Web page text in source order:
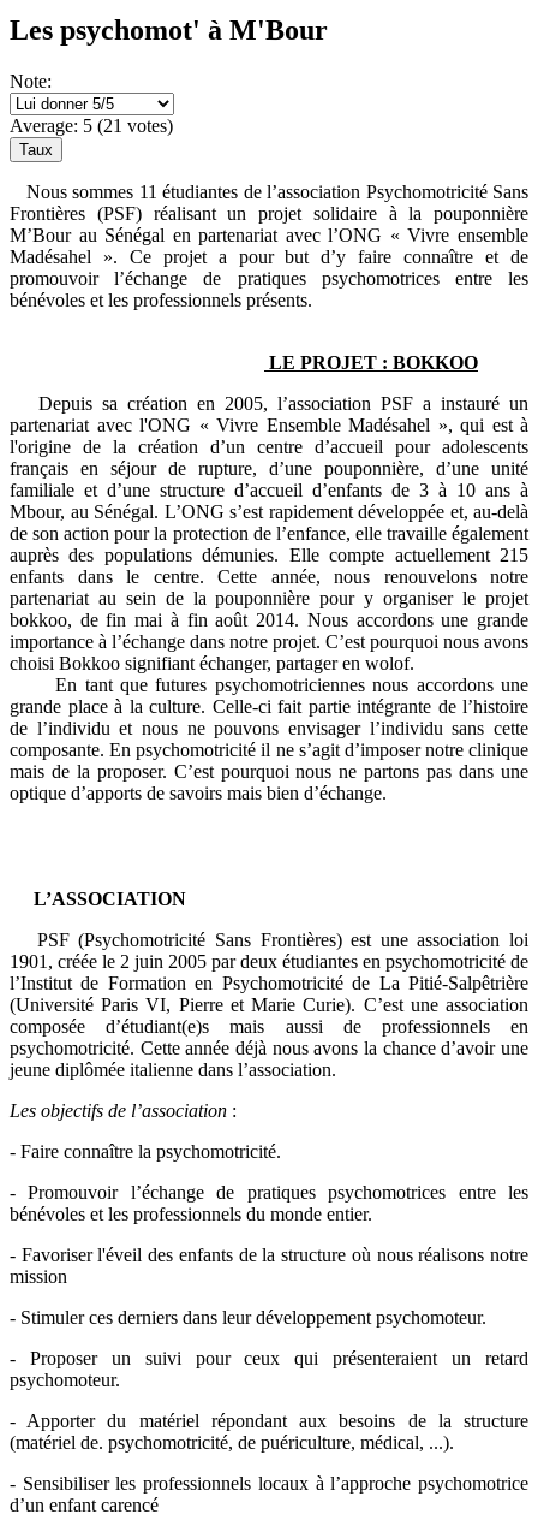
Les psychomot' à M'Bour
Note:
Average: 5 (21 votes)
Nous sommes 11 étudiantes de l’association Psychomotricité Sans
Frontières (PSF) réalisant un projet solidaire à la pouponnière
M’Bour au Sénégal en partenariat avec l’ONG « Vivre ensemble
Madésahel ». Ce projet a pour but d’y faire connaître et de
promouvoir l’échange de pratiques psychomotrices entre les
bénévoles et les professionnels présents.
LE PROJET : BOKKOO
Depuis sa création en 2005, l’association PSF a instauré un
partenariat avec l'ONG « Vivre Ensemble Madésahel », qui est à
l'origine de la création d’un centre d’accueil pour adolescents
français en séjour de rupture, d’une pouponnière, d’une unité
familiale et d’une structure d’accueil d’enfants de 3 à 10 ans à
Mbour, au Sénégal. L’ONG s’est rapidement développée et, au-delà
de son action pour la protection de l’enfance, elle travaille également
auprès des populations démunies. Elle compte actuellement 215
enfants dans le centre. Cette année, nous renouvelons notre
partenariat au sein de la pouponnière pour y organiser le projet
bokkoo, de fin mai à fin août 2014. Nous accordons une grande
importance à l’échange dans notre projet. C’est pourquoi nous avons
choisi Bokkoo signifiant échanger, partager en wolof.
En tant que futures psychomotriciennes nous accordons une
grande place à la culture. Celle-ci fait partie intégrante de l’histoire
de l’individu et nous ne pouvons envisager l’individu sans cette
composante. En psychomotricité il ne s’agit d’imposer notre clinique
mais de la proposer. C’est pourquoi nous ne partons pas dans une
optique d’apports de savoirs mais bien d’échange.
L’ASSOCIATION
PSF (Psychomotricité Sans Frontières) est une association loi
1901, créée le 2 juin 2005 par deux étudiantes en psychomotricité de
l’Institut de Formation en Psychomotricité de La Pitié-Salpêtrière
(Université Paris VI, Pierre et Marie Curie). C’est une association
composée d’étudiant(e)s mais aussi de professionnels en
psychomotricité. Cette année déjà nous avons la chance d’avoir une
jeune diplômée italienne dans l’association.
Les objectifs de l’association :
- Faire connaître la psychomotricité.
- Promouvoir l’échange de pratiques psychomotrices entre les
bénévoles et les professionnels du monde entier.
- Favoriser l'éveil des enfants de la structure où nous réalisons notre
mission
- Stimuler ces derniers dans leur développement psychomoteur.
- Proposer un suivi pour ceux qui présenteraient un retard
psychomoteur.
- Apporter du matériel répondant aux besoins de la structure
(matériel de. psychomotricité, de puériculture, médical, ...).
- Sensibiliser les professionnels locaux à l’approche psychomotrice
d’un enfant carencé